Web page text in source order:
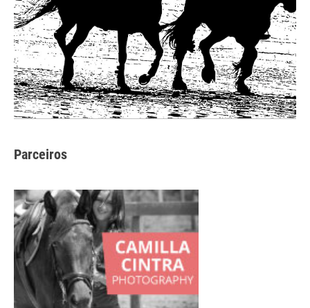
Parceiros